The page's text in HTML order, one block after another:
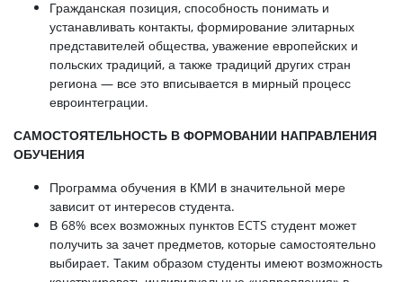
Гражданская позиция, способность понимать и
устанавливать контакты, формирование элитарных
представителей общества, уважение европейских и
польских традиций, а также традиций других стран
региона — все это вписывается в мирный процесс
евроинтеграции.
САМОСТОЯТЕЛЬНОСТЬ В ФОРМОВАНИИ НАПРАВЛЕНИЯ
ОБУЧЕНИЯ
Программа обучения в КМИ в значительной мере
зависит от интересов студента.
В 68% всех возможных пунктов ECTS студент может
получить за зачет предметов, которые самостоятельно
выбирает. Таким образом студенты имеют возможность